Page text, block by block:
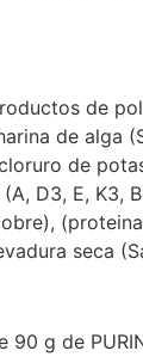
de
de
de
D3, E, K3,
seca
g de